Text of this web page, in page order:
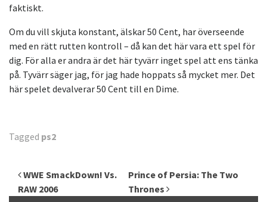
faktiskt.
Om du vill skjuta konstant, älskar 50 Cent, har överseende
med en rätt rutten kontroll – då kan det här vara ett spel för
dig. För alla er andra är det här tyvärr inget spel att ens tänka
på. Tyvärr säger jag, för jag hade hoppats så mycket mer. Det
här spelet devalverar 50 Cent till en Dime.
Tagged ps2
Inläggsnavigering
WWE SmackDown! Vs.
RAW 2006
Prince of Persia: The Two
Thrones